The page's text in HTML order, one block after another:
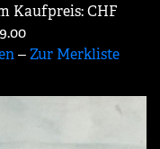
Kaufpreis: CHF
‒Zur Merkliste